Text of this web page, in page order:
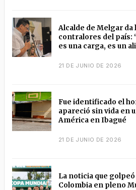
Alcalde de Melgar da
contralores del país:
es una carga, es un
21 DE JUNIO DE 2026
Fue identificado el
apareció sin vida en
América en Ibagué
21 DE JUNIO DE 2026
La noticia que
Colombia en pleno